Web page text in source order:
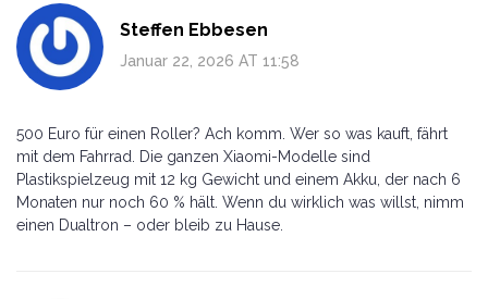
Steffen Ebbesen
Januar 22, 2026 AT 11:58
500 Euro für einen Roller? Ach komm. Wer so was kauft, fährt
mit dem Fahrrad. Die ganzen Xiaomi-Modelle sind
Plastikspielzeug mit 12 kg Gewicht und einem Akku, der nach 6
Monaten nur noch 60 % hält. Wenn du wirklich was willst, nimm
einen Dualtron – oder bleib zu Hause.